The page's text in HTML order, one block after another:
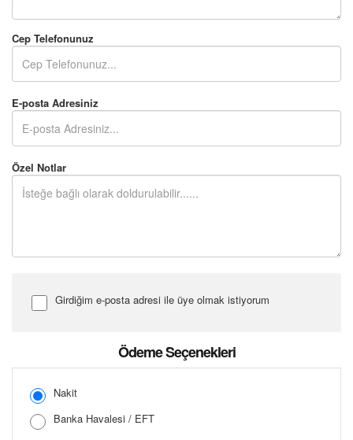
Cep Telefonunuz
E-posta Adresiniz
Özel Notlar
Girdiğim e-posta adresi ile üye olmak istiyorum
Şifreyi Tekrar Girin
Ödeme Seçenekleri
Nakit
Banka Havalesi / EFT